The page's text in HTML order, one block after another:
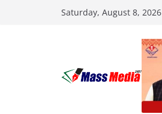
Saturday, August 8, 2026